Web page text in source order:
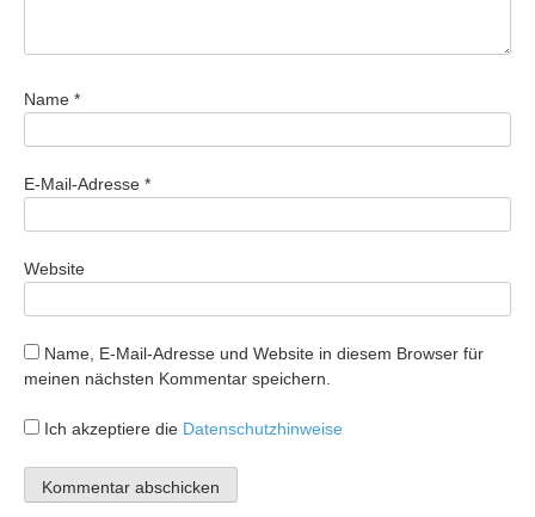
Name *
E-Mail-Adresse *
Website
Name, E-Mail-Adresse und Website in diesem Browser für
meinen nächsten Kommentar speichern.
Ich akzeptiere die Datenschutzhinweise